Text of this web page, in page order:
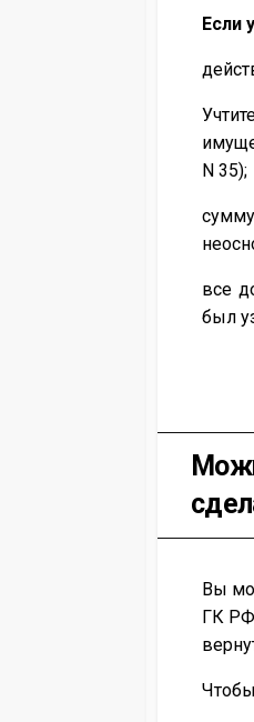
Если
N 35);
все
был
Вы
ГК